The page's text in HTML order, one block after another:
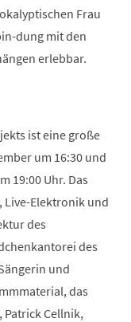
Frau
dung mit den
erlebbar.
ist eine große
um 16:30 und
19:00 Uhr. Das
Live-Elektronik und
des
des
und
das
Cellnik,